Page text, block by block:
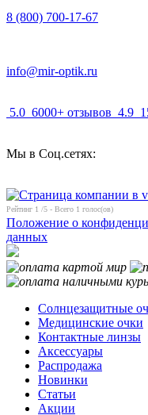
8 (800) 700-17-67
info@mir-optik.ru
5.0 6000+ отзывов 4.9
Мы в Соц.сетях:
Рейтинг 1 /5 - Всего 1 голос(ов)
Положение о
данных
Солнцезащитные
Медицинские очки
Контактные линзы
Аксессуары
Распродажа
Новинки
Статьи
Акции